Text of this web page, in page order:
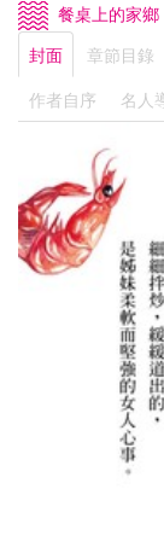
餐桌上的家鄉
封面
章節目錄
作者自序
名人